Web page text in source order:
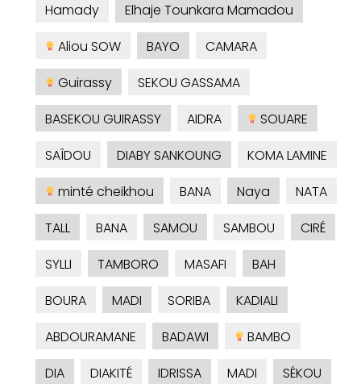
Hamady
Elhaje Tounkara Mamadou
Aliou SOW
BAYO
CAMARA
Guirassy
SEKOU GASSAMA
BASEKOU GUIRASSY
AIDRA
SOUARE
SAÎDOU
DIABY SANKOUNG
KOMA LAMINE
minté cheikhou
BANA Naya
NATA
TALL
BANA SAMOU SAMBOU
CIRÉ
SYLLI
TAMBORO MASAFI
BAH
BOURA
MADI SORIBA
KADIALI
ABDOURAMANE
BADAWI
BAMBO
DIA
DIAKITÉ IDRISSA MADI
SÉKOU